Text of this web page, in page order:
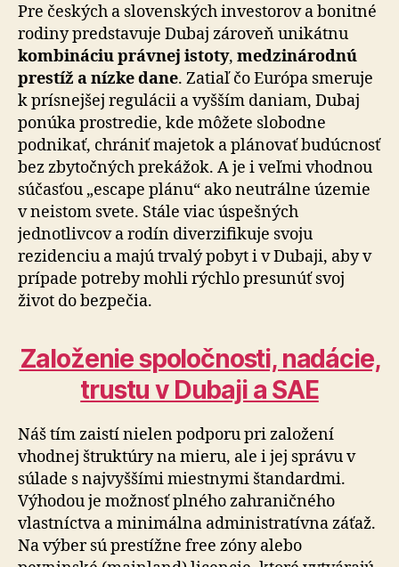
Pre českých a slovenských investorov a bonitné
rodiny predstavuje Dubaj zároveň unikátnu
kombináciu právnej istoty, medzinárodnú
prestíž a nízke dane. Zatiaľ čo Európa smeruje
k prísnejšej regulácii a vyšším daniam, Dubaj
ponúka prostredie, kde môžete slobodne
podnikať, chrániť majetok a plánovať budúcnosť
bez zbytočných prekážok. A je i veľmi vhodnou
súčasťou „escape plánu“ ako neutrálne územie
v neistom svete. Stále viac úspešných
jednotlivcov a rodín diverzifikuje svoju
rezidenciu a majú trvalý pobyt i v Dubaji, aby v
prípade potreby mohli rýchlo presunúť svoj
život do bezpečia.
Založenie spoločnosti, nadácie,
trustu v Dubaji a SAE
Náš tím zaistí nielen podporu pri založení
vhodnej štruktúry na mieru, ale i jej správu v
súlade s najvyššími miestnymi štandardmi.
Výhodou je možnosť plného zahraničného
vlastníctva a minimálna administratívna záťaž.
Na výber sú prestížne free zóny alebo